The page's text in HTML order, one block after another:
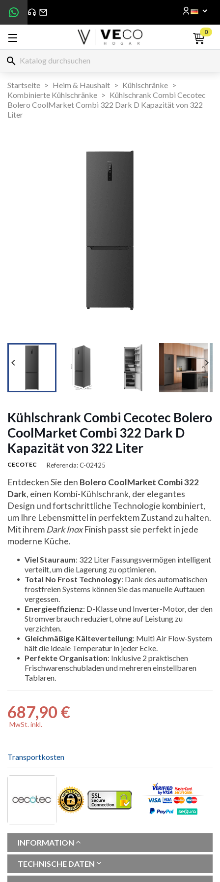
0
search
Startseite Heim & Haushalt
Kühlschränke
Kombinierte Kühlschränke
Kühlschrank Combi Cecotec
Bolero CoolMarket Combi 322 Dark D Kapazität von 322
Liter
 
Kühlschrank Combi Cecotec Bolero
CoolMarket Combi 322 Dark D
Kapazität von 322 Liter
CECOTEC Referencia: C-02425
Entdecken Sie den Bolero CoolMarket Combi 322
Dark, einen Kombi-Kühlschrank, der elegantes
Design und fortschrittliche Technologie kombiniert,
um Ihre Lebensmittel in perfektem Zustand zu halten.
Mit ihrem Dark InoxFinish passt sie perfekt in jede
moderne Küche.
Viel Stauraum: 322 Liter Fassungsvermögen intelligent
verteilt, um die Lagerung zu optimieren.
Total No Frost Technology: Dank des automatischen
frostfreien Systems können Sie das manuelle Auftauen
vergessen.
Energieeffizienz: D-Klasse und Inverter-Motor, der den
Stromverbrauch reduziert, ohne auf Leistung zu
verzichten.
Gleichmäßige Kälteverteilung: Multi Air Flow-System
hält die ideale Temperatur in jeder Ecke.
Perfekte Organisation: Inklusive 2 praktischen
Frischwarenschubladen und mehreren einstellbaren
Tablaren.
687,90 €
MwSt. inkl.
Transportkosten
INFORMATION
TECHNISCHE DATEN